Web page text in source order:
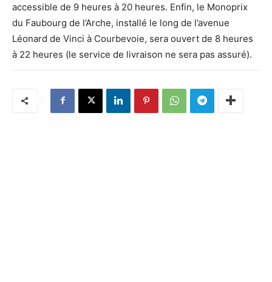
accessible de 9 heures à 20 heures. Enfin, le Monoprix
du Faubourg de l’Arche, installé le long de l’avenue
Léonard de Vinci à Courbevoie, sera ouvert de 8 heures
à 22 heures (le service de livraison ne sera pas assuré).